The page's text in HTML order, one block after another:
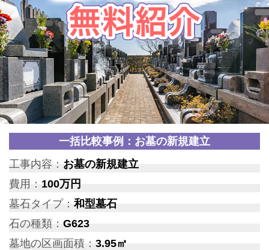
一括比較事例：お墓の新規建立
工事内容： お墓の新規建立
費用： 100万円
墓石タイプ：和型墓石
石の種類： G623
墓地の区画面積： 3.95㎡